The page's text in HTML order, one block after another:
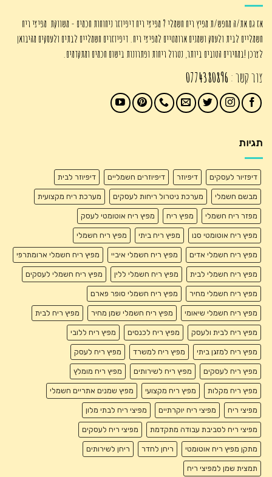
אז גם את/ה מחפש/ת מפיץ ריח חשמלי ? מפיצי ריח דיפיוזר ניחוחות חכמים - משווקת מפיצי ריח
חשמליים לבית ולעסק ושמנים ארומטיים למפיצי ריח. דיפיוזרים חשמליים לבתים ולעסקים מהיבואן
לצרכן !במחירים הטובים ביותר, נטרול ריחות ופתרונות בישום חכמים ומתקדמים.
צור קשר : 0774380896
תגיות
דיפזיור לעסקים דיפיוזר דיפיוזרים חשמליים דיפיוזר לבית
מבשם חשמלי מערכת ניטרול ריחות לעסקים מערכת ריח מקצועית
מפזר ריח חשמלי מפיץ ריח מפיץ ריח אוטומטי לעסק
מפיץ ריח אוטומטי סנו מפיץ ריח ביתי מפיץ ריח חשמלי
מפיץ ריח חשמלי אדים מפיץ ריח חשמלי איביי מפיץ ריח חשמלי ארומתרפי
מפיץ ריח חשמלי לבית מפיץ ריח חשמלי ללין מפיץ ריח חשמלי לעסקים
מפיץ ריח חשמלי מחיר מפיץ ריח חשמלי סופר פארם
מפיץ ריח חשמלי שיאומי מפיץ ריח חשמלי שמן מחיר מפיץ ריח לבית
מפיץ ריח לבית ולעסק מפיץ ריח לכנסים מפיץ ריח ללובי
מפיץ ריח למזגן ביתי מפיץ ריח למשרד מפיץ ריח לעסק
מפיץ ריח לעסקים מפיץ ריח לשירותים מפיץ ריח מומלץ
מפיץ ריח מקלות מפיץ ריח מקצועי מפיץ שמנים אתריים חשמלי
מפיצי ריח מפיצי ריח יוקרתיים מפיצי ריח לבתי מלון
מפיצי ריח לסביבת עבודה מתקדמת מפיצי ריח לעסקים
מתקן מפיץ ריח אוטומטי ריחן לחדר ריחן לשירותים
תמצית שמן למפיצי ריח